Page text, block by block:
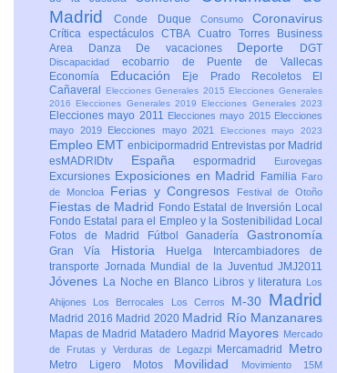
MadridConde Duque Consumo Coronavirus
Crítica espectáculosCTBA Cuatro Torres Business
Area
Danza De vacaciones Deporte DGT
Discapacidad ecobarrio de Puente de Vallecas
Economía Educación Eje Prado Recoletos
El
Cañaveral
Elecciones Generales 2015 Elecciones Generales
2016 Elecciones Generales 2019 Elecciones Generales 2023
Elecciones mayo 2011 Elecciones mayo 2015 Elecciones
mayo 2019
Elecciones mayo 2021 Elecciones mayo 2023
Empleo EMT enbicipormadrid Entrevistas por Madrid
esMADRIDtv Españaespormadrid Eurovegas
Excursiones Exposiciones en Madrid Familia Faro
de Moncloa
Ferias y Congresos Festival de Otoño
Fiestas de Madrid Fondo Estatal de Inversión Local
Fondo Estatal para el Empleo y la Sostenibilidad Local
Fotos de Madrid
FútbolGanaderíaGastronomía
Gran Vía Historia Huelga
Intercambiadores de
transporte Jornada Mundial de la Juventud JMJ2011
Jóvenes La Noche en Blanco Libros y literatura
Los
Ahijones
Los Berrocales Los Cerros M-30 Madrid
Madrid 2016 Madrid 2020 Madrid Río Manzanares
Mapas de Madrid Matadero Madrid Mayores Mercado
de Frutas y Verduras de Legazpi
Mercamadrid Metro
Metro Ligero Motos Movilidad Movimiento 15M